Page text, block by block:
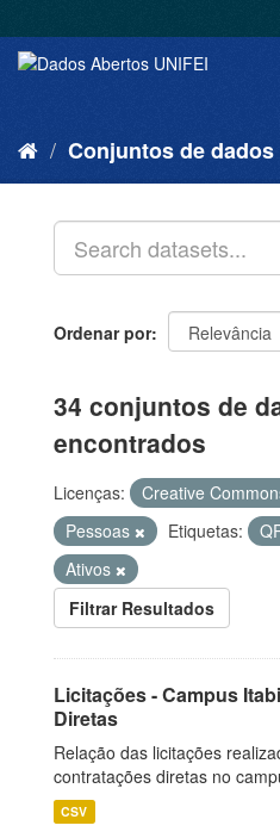
Conjuntos de dados
Ordenar por
34 conjuntos de
encontrados
Licenças: Creative
Pessoas
Etiquetas:
Ativos
Filtrar Resultados
Licitações - Campus
Diretas
Relação das licitações
contratações diretas no
CSV